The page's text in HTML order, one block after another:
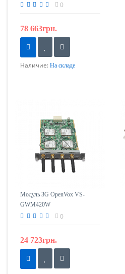
0
78 663грн.
Наличие: На складе
Модуль 3G OpenVox VS-
GWM420W
0
24 723грн.